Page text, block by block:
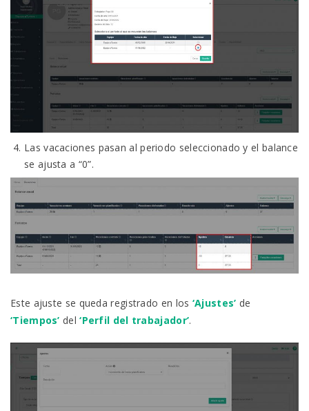
Las vacaciones pasan al periodo seleccionado y el balance
se ajusta a “0”.
Este ajuste se queda registrado en los ‘Ajustes’ de
‘Tiempos’ del‘Perfil del trabajador’.